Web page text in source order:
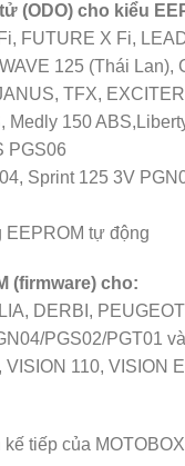
(ODO) cho kiểu
FUTURE X Fi,
125 (Thái Lan),
TFX,
Medly 150
PGS06
Sprint 125 3V
EEPROM tự động
(firmware) cho:
DERBI,
PGS02/PGT01
110, VISION
tiếp của MOTOBOX